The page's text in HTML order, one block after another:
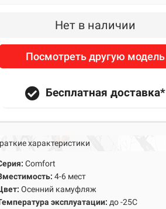
Нет в наличии
Посмотреть другую модель
Бесплатная доставка*
характеристики
Comfort
4-6 мест
Осенний камуфляж
эксплуатации: до -25С